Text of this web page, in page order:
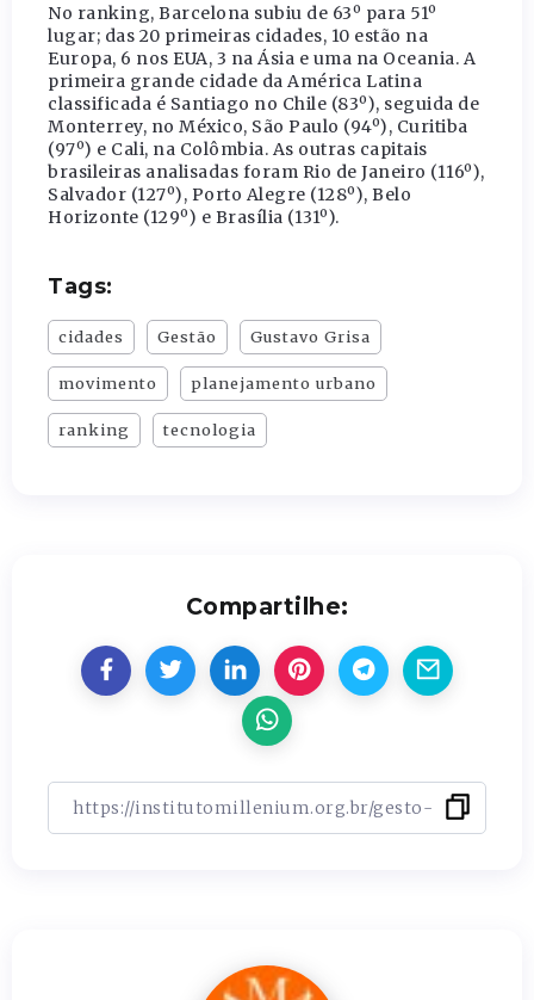
No ranking, Barcelona subiu de 63º para 51º
lugar; das 20 primeiras cidades, 10 estão na
Europa, 6 nos EUA, 3 na Ásia e uma na Oceania. A
primeira grande cidade da América Latina
classificada é Santiago no Chile (83º), seguida de
Monterrey, no México, São Paulo (94º), Curitiba
(97º) e Cali, na Colômbia. As outras capitais
brasileiras analisadas foram Rio de Janeiro (116º),
Salvador (127º), Porto Alegre (128º), Belo
Horizonte (129º) e Brasília (131º).
Tags:
cidades Gestão Gustavo Grisa
movimento planejamento urbano
ranking tecnologia
Compartilhe: